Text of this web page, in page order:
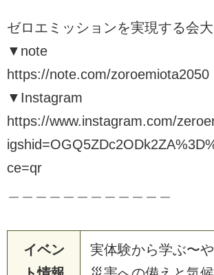
ゼロエミッションを実現する会
▼note
https://note.com/zoroemiota2050
▼Instagram
https://www.instagram.com/
ce=qr
イベン
実体験から学ぶ〜